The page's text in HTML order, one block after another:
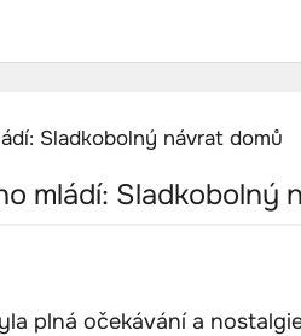
mládí: Sladkobolný
plná očekávání a